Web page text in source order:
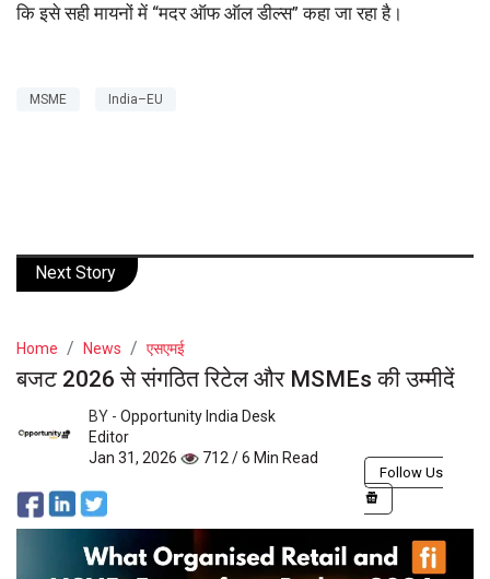
कि इसे सही मायनों में “मदर ऑफ ऑल डील्स” कहा जा रहा है।
MSME India–EU
Next Story
Home News एसएमई
बजट 2026 से संगठित रिटेल और MSMEs की उम्मीदें
BY - Opportunity India Desk
Editor
Jan 31, 2026
712 / 6 Min Read
Follow Us